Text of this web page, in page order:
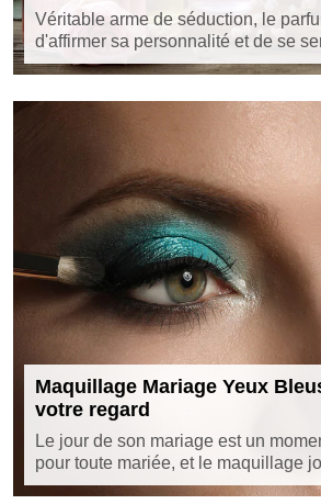
Véritable arme de séduction, le
d'affirmer sa personnalité et de se
Maquillage Mariage Yeux
votre regard
Le jour de son mariage est un
pour toute mariée, et le maquillage